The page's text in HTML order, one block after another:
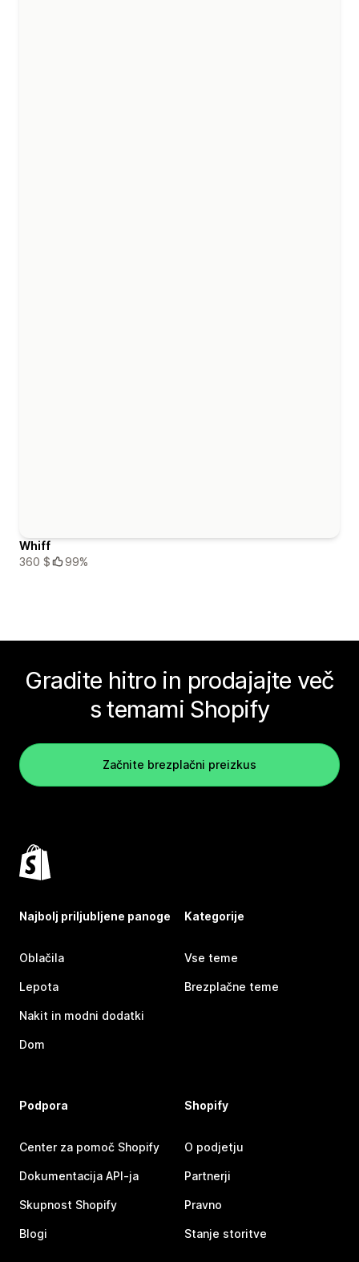
Whiff
360 $
99%
Gradite hitro in prodajajte več
s temami Shopify
Začnite brezplačni preizkus
Najbolj priljubljene panoge
Oblačila
Lepota
Nakit in modni dodatki
Dom
Kategorije
Vse teme
Brezplačne teme
Podpora
Center za pomoč Shopify
Dokumentacija API-ja
Skupnost Shopify
Blogi
Shopify
O podjetju
Partnerji
Pravno
Stanje storitve